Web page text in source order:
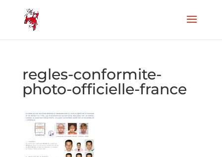
regles-conformite-
photo-officielle-france